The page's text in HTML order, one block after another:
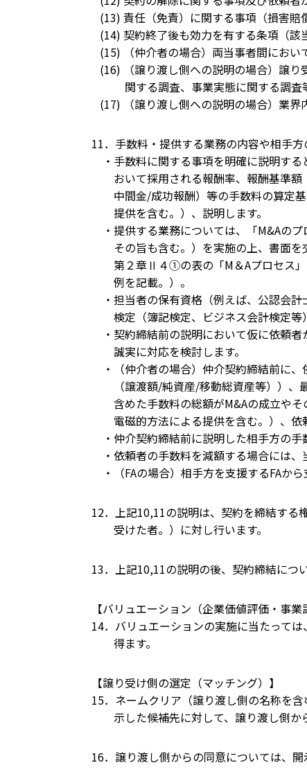
(13) 責任（免責）に関する事項（損害賠
(14) 契約終了後も効力を有する条項（該
(15) （仲介者の場合）両当事者間におい
(16) （譲り渡し側への説明の場合）譲
関する調査、事業実態に関する調査
(17) （譲り渡し側への説明の場合）業界
11．手数料・提供する業務の内容や相手
・手数料に関する事項を明確に説明す
おいて採用される報酬率、報酬基準額
中間金/成功報酬）等の手数料の算定基
提供を含む。）、説明します。
・提供する業務については、「M&Aの
その旨も含む。）を実施の上、書面を
第２章Ⅱ４①の表の「M＆Aプロセス」
例を記載。）。
・担当者の保有資格（例えば、公認会
検定（簿記検定、ビジネス会計検定等
・契約締結前の説明において仮に依頼者
誠実に対応を検討します。
・（仲介者の場合）仲介契約締結前に
（譲渡額/純資産/移動総資産等））、最
含めた手数料の総額がM&Aの成立やそ
電磁的方法による提供を含む。）、依
・仲介契約締結前に説明した相手方の
・依頼者の手数料を減額する場合には、
・（FAの場合）相手方を支援するFAか
12．上記10,11の説明は、契約を締結する
受けた者。）に対し行います。
13．上記10,11の説明の後、契約締結につ
【バリュエーション（企業価値評価・事業
14．バリュエーションの実施に当たって
得ます。
【譲り受け側の選定（マッチング）】
15．ネームクリア（譲り渡し側の名称を
示した候補先に対して、譲り渡し側か
16．譲り渡し側からの同意については、